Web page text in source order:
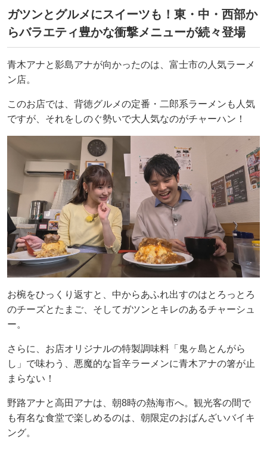
ガツンとグルメにスイーツも！東・中・西部か
らバラエティ豊かな衝撃メニューが続々登場
青木アナと影島アナが向かったのは、富士市の人気ラーメ
ン店。
このお店では、背徳グルメの定番・二郎系ラーメンも人気
ですが、それをしのぐ勢いで大人気なのがチャーハン！
お椀をひっくり返すと、中からあふれ出すのはとろっとろ
のチーズとたまご、そしてガツンとキレのあるチャーシュ
ー。
さらに、お店オリジナルの特製調味料「鬼ヶ島とんがら
し」で味わう、悪魔的な旨辛ラーメンに青木アナの箸が止
まらない！
野路アナと高田アナは、朝8時の熱海市へ。観光客の間で
も有名な食堂で楽しめるのは、朝限定のおばんざいバイキ
ング。